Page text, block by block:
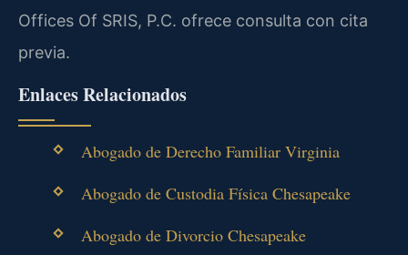
Offices Of SRIS, P.C. ofrece consulta con cita
previa.
Enlaces Relacionados
Abogado de Derecho Familiar Virginia
Abogado de Custodia Física Chesapeake
Abogado de Divorcio Chesapeake